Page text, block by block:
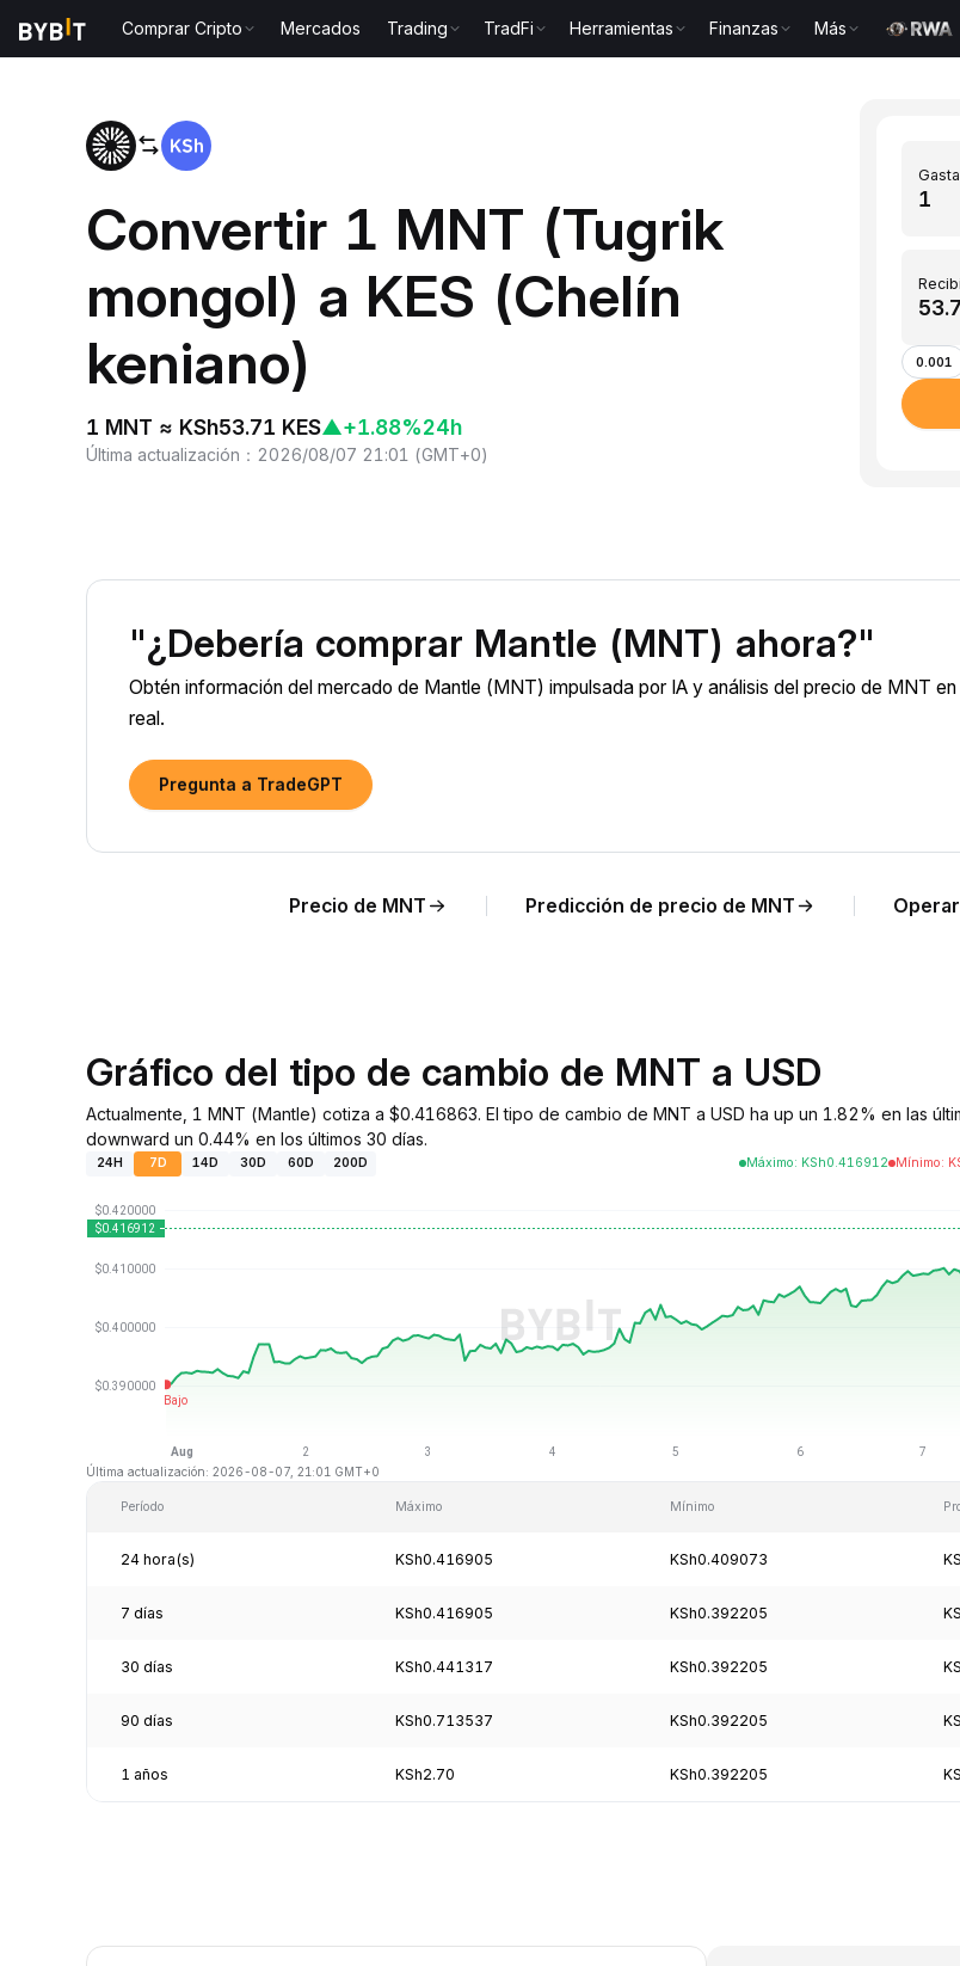
Comprar Cripto Mercados Trading TradFi Herramientas Finanzas Más
Convertir 1 MNT (Tugrik
mongol) a KES (Chelín
keniano)
1 MNT ≈ KSh53.71 KES▲+1.88%24h
Última actualización ： 2026/08/07 21:01 (GMT+0)
0.001
"¿Debería comprar Mantle (MNT) ahora?"
Obtén información del mercado de Mantle (MNT) impulsada por IA y análisis del precio de MNT
real.
Pregunta a TradeGPT
Precio de MNT Predicción de precio de MNT
Gráfico del tipo de cambio de MNT a USD
Actualmente, 1 MNT (Mantle) cotiza a $0.416863. El tipo de cambio de MNT a USD ha up un 1.82% en las
downward un 0.44% en los últimos 30 días.
24H 7D 14D 30D 60D 200D Máximo: KSh0.416912 Mínimo:
Última actualización: 2026-08-07, 21:01 GMT+0
Período Máximo Mínimo
24 hora(s) KSh0.416905 KSh0.409073
7 días KSh0.416905 KSh0.392205
30 días KSh0.441317 KSh0.392205
90 días KSh0.713537 KSh0.392205
1 años KSh2.70 KSh0.392205